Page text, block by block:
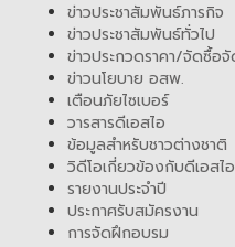
ข่าวประชาสัมพันธ์ภารกิจ
ข่าวประชาสัมพันธ์ทั่วไป
ข่าวประกวดราคา/จัดซื้อจั
ข่าวนโยบาย อสพ.
เตือนภัยไซเบอร์
วารสารดีเอสไอ
ข้อมูลสำหรับชาวต่างชาติ
วิดีโอเกี่ยวข้องกับดีเอสไอ
รายงานประจำปี
ประกาศรับสมัครงาน
การจัดฝึกอบรม